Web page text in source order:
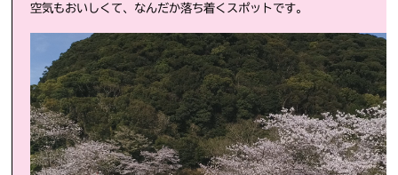
空気もおいしくて、なんだか落ち着くスポットです。